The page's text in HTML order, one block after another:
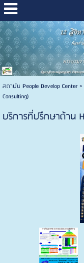
สถาบัน People Develop Center>
Consulting)
บริการที่ปรึกษาด้าน